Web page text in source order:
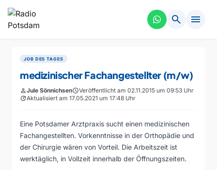
search menu
JOB DES TAGES
medizinischer Fachangestellter (m/w)
personJule SönnichsenscheduleVeröffentlicht am 02.11.2015 um 09:53 Uhr
updateAktualisiert am 17.05.2021 um 17:48 Uhr
Eine Potsdamer Arztpraxis sucht einen medizinischen
Fachangestellten. Vorkenntnisse in der Orthopädie und
der Chirurgie wären von Vorteil. Die Arbeitszeit ist
werktäglich, in Vollzeit innerhalb der Öffnungszeiten.